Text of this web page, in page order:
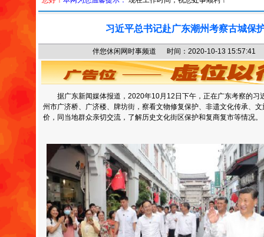
习近平总书记赴广东潮州考察古城保
伴您休闲网时事频道 时间：2020-10-13
据广东新闻媒体报道，2020年10月12日下午，正在广东考察的习
州市广济桥、广济楼、牌坊街，察看文物修复保护、非遗文化传承、
价，同当地群众亲切交流，了解历史文化街区保护和复商复市等情况。